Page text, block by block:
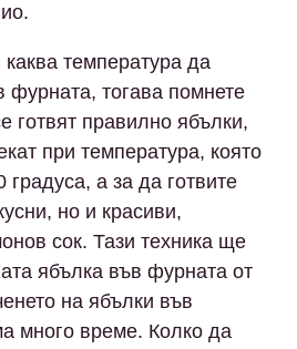
температура да
фурната, тогава помнете
готвят правилно ябълки,
при температура, която
а за да готвите
но и красиви,
сок. Тази техника ще
ябълка във фурната от
на ябълки във
много време. Колко да